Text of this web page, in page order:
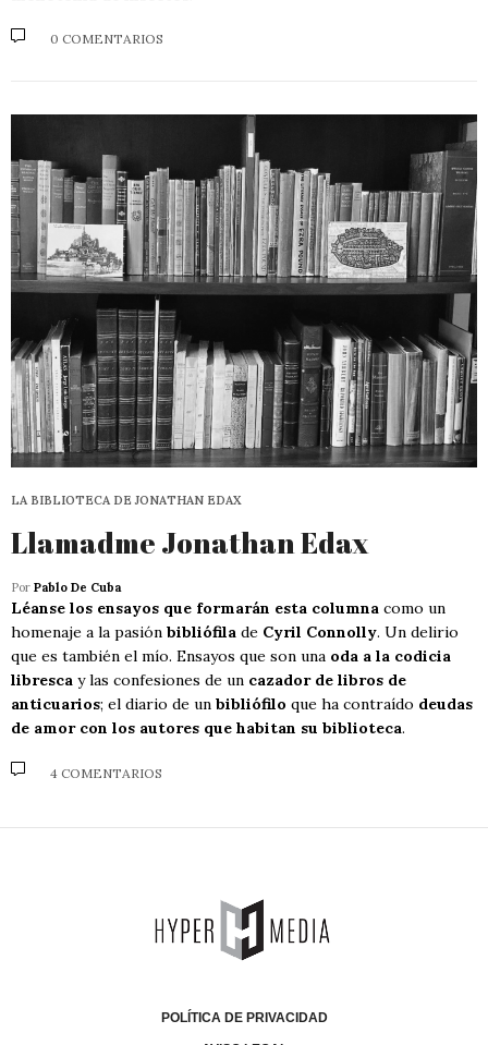
0 COMENTARIOS
LA BIBLIOTECA DE JONATHAN EDAX
Llamadme Jonathan Edax
Por Pablo De Cuba
Léanse los ensayos que formarán esta columna como un
homenaje a la pasión bibliófila de Cyril Connolly. Un delirio
que es también el mío. Ensayos que son una oda a la codicia
libresca y las confesiones de un cazador de libros de
anticuarios; el diario de un bibliófilo que ha contraído deudas
de amor con los autores que habitan su biblioteca.
4 COMENTARIOS
POLÍTICA DE PRIVACIDAD